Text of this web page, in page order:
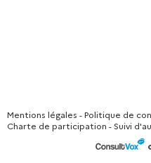
Mentions légales -Politique de
Charte de participation -Suivi